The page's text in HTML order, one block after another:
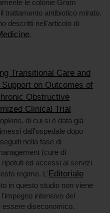
le colonie Gram
trattamento antibiotico mirato.
descritti nell'articolo di
.
Transitional Care and
on Outcomes of
Obstructive
Clinical Trial
di cui si è data già
dall'ospedale dopo
nella fase di
(cure di
ed accessi ai servizi
regime. L'Editoriale
in questo studio non viene
intensivo del
essere diseconomico.